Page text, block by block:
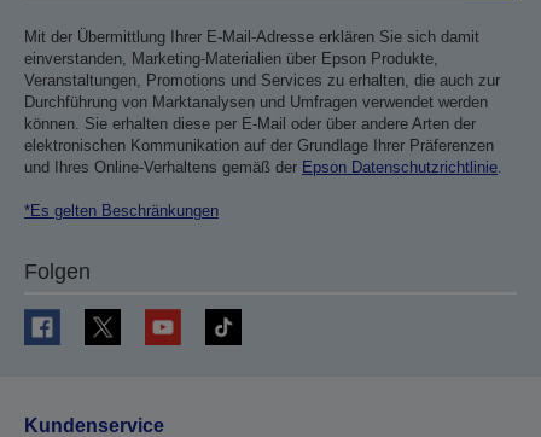
Mit der Übermittlung Ihrer E-Mail-Adresse erklären Sie sich damit
einverstanden, Marketing-Materialien über Epson Produkte,
Veranstaltungen, Promotions und Services zu erhalten, die auch zur
Durchführung von Marktanalysen und Umfragen verwendet werden
können. Sie erhalten diese per E-Mail oder über andere Arten der
elektronischen Kommunikation auf der Grundlage Ihrer Präferenzen
und Ihres Online-Verhaltens gemäß der Epson Datenschutzrichtlinie
*Es gelten Beschränkungen
Folgen
Kundenservice